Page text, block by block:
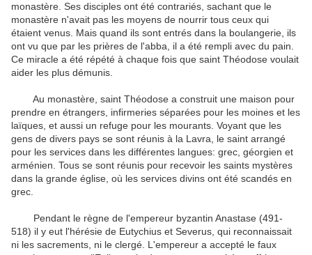
monastère. Ses disciples ont été contrariés, sachant que le
monastère n'avait pas les moyens de nourrir tous ceux qui
étaient venus. Mais quand ils sont entrés dans la boulangerie, ils
ont vu que par les prières de l'abba, il a été rempli avec du pain.
Ce miracle a été répété à chaque fois que saint Théodose voulait
aider les plus démunis.
Au monastère, saint Théodose a construit une maison pour
prendre en étrangers, infirmeries séparées pour les moines et les
laïques, et aussi un refuge pour les mourants. Voyant que les
gens de divers pays se sont réunis à la Lavra, le saint arrangé
pour les services dans les différentes langues: grec, géorgien et
arménien. Tous se sont réunis pour recevoir les saints mystères
dans la grande église, où les services divins ont été scandés en
grec.
Pendant le règne de l'empereur byzantin Anastase (491-
518) il y eut l'hérésie de Eutychius et Severus, qui reconnaissait
ni les sacrements, ni le clergé. L'empereur a accepté le faux